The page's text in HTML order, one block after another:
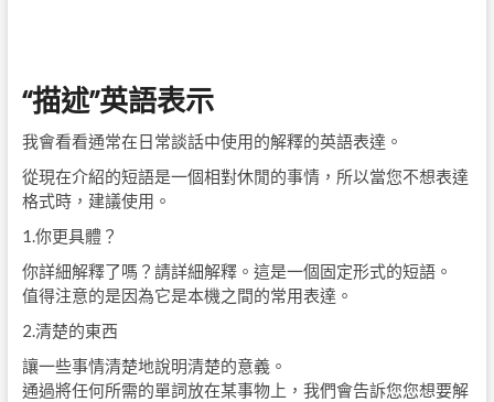
“描述”英語表示
我會看看通常在日常談話中使用的解釋的英語表達。
從現在介紹的短語是一個相對休閒的事情，所以當您不想表達
格式時，建議使用。
1.你更具體？
你詳細解釋了嗎？請詳細解釋。這是一個固定形式的短語。
值得注意的是因為它是本機之間的常用表達。
2.清楚的東西
讓一些事情清楚地說明清楚的意義。
通過將任何所需的單詞放在某事物上，我們會告訴您您想要解